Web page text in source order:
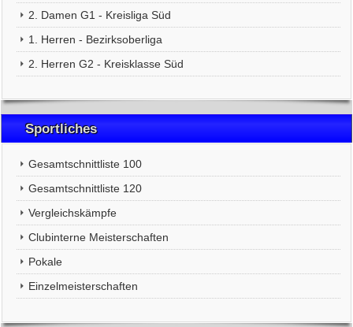
2. Damen G1 - Kreisliga Süd
1. Herren - Bezirksoberliga
2. Herren G2 - Kreisklasse Süd
Sportliches
Gesamtschnittliste 100
Gesamtschnittliste 120
Vergleichskämpfe
Clubinterne Meisterschaften
Pokale
Einzelmeisterschaften